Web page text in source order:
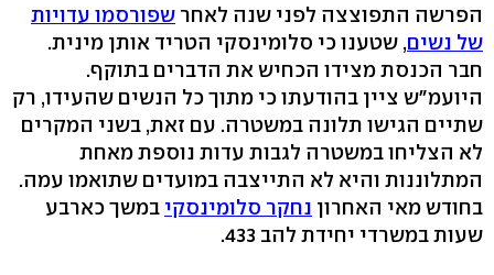
הפרשה התפוצצה לפני שנה לאחר שפורסמו עדויות
של נשים, שטענו כי סלומינסקי הטריד אותן מינית.
חבר הכנסת מצידו הכחיש את הדברים בתוקף.
היועמ"ש ציין בהודעתו כי מתוך כל הנשים שהעידו, רק
שתיים הגישו תלונה במשטרה. עם זאת, בשני המקרים
לא הצליחו במשטרה לגבות עדות נוספת מאחת
המתלוננות והיא לא התייצבה במועדים שתואמו עמה.
בחודש מאי האחרון נחקר סלומינסקי במשך כארבע
שעות במשרדי יחידת להב 433.